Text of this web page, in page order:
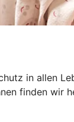
in allen
finden wir